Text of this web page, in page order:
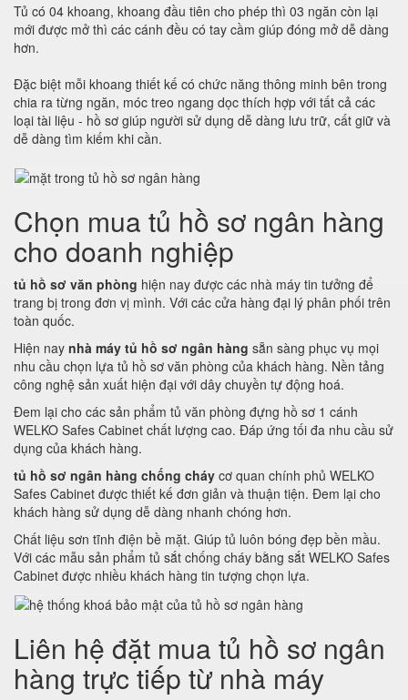
Tủ có 04 khoang, khoang đầu tiên cho phép thì 03 ngăn còn lại
mới được mở thì các cánh đều có tay cầm giúp đóng mở dễ dàng
hơn.
Đặc biệt mỗi khoang thiết kế có chức năng thông minh bên trong
chia ra từng ngăn, móc treo ngang dọc thích hợp với tất cả các
loại tài liệu - hồ sơ giúp người sử dụng dễ dàng lưu trữ, cất giữ và
dễ dàng tìm kiếm khi cần.
Chọn mua tủ hồ sơ ngân hàng
cho doanh nghiệp
tủ hồ sơ văn phòng hiện nay được các nhà máy tin tưởng để
trang bị trong đơn vị mình. Với các cửa hàng đại lý phân phối trên
toàn quốc.
Hiện nay nhà máy tủ hồ sơ ngân hàng sẵn sàng phục vụ mọi
nhu cầu chọn lựa tủ hồ sơ văn phòng của khách hàng. Nền tảng
công nghệ sản xuất hiện đại với dây chuyền tự động hoá.
Đem lại cho các sản phẩm tủ văn phòng đựng hồ sơ 1 cánh
WELKO Safes Cabinet chất lượng cao. Đáp ứng tối đa nhu cầu sử
dụng của khách hàng.
tủ hồ sơ ngân hàng chống cháy cơ quan chính phủ WELKO
Safes Cabinet được thiết kế đơn giản và thuận tiện. Đem lại cho
khách hàng sử dụng dễ dàng nhanh chóng hơn.
Chất liệu sơn tĩnh điện bề mặt. Giúp tủ luôn bóng đẹp bền mầu.
Với các mẫu sản phẩm tủ sắt chống cháy bằng sắt WELKO Safes
Cabinet được nhiều khách hàng tin tượng chọn lựa.
Liên hệ đặt mua tủ hồ sơ ngân
hàng trực tiếp từ nhà máy